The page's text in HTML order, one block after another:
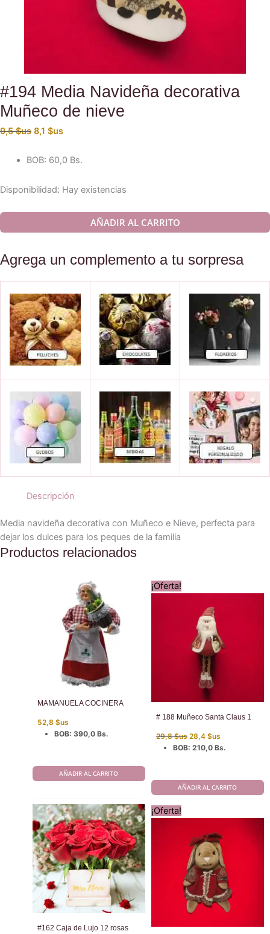
#194 Media Navideña decorativa
Muñeco de nieve
9,5$us El
original
9,5 $us.
8,1 $usEl
actual
8,1 $us.
BOB: 60,0 Bs.
Disponibilidad: Hay existencias
#194
Media
decorativa
nieve
cantidad
AÑADIR AL CARRITO
Agrega un complemento a tu sorpresa
Descripción
Media navideña decorativa con Muñeco e Nieve, perfecta para
dejar los dulces para los peques de la familia
Productos relacionados
MAMANUELA COCINERA
52,8 $us
BOB: 390,0 Bs.
AÑADIR AL CARRITO
¡Oferta!
# 188 Muñeco Santa Claus 1
29,8$us El
precio
original
28,4 $usEl
actual
BOB: 210,0 Bs.
AÑADIR AL CARRITO
#162 Caja de Lujo 12 rosas
¡Oferta!